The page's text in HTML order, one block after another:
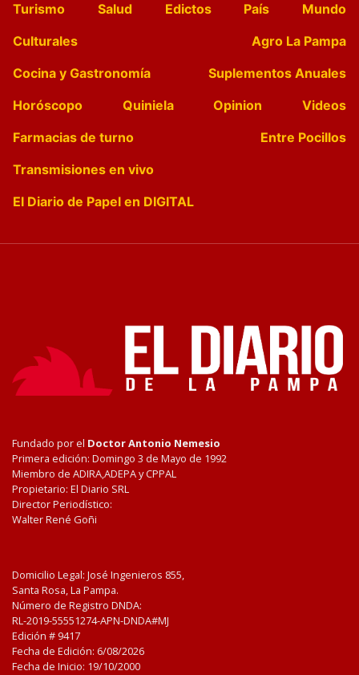
Turismo
Salud Edictos País
Mundo
Culturales
Agro La Pampa
Cocina y Gastronomía
Suplementos Anuales
Horóscopo
Quiniela Opinion
Videos
Farmacias de turno
Entre Pocillos
Transmisiones en vivo
El Diario de Papel en DIGITAL
Fundado por el Doctor Antonio Nemesio
Primera edición: Domingo 3 de Mayo de 1992
Miembro de ADIRA,ADEPA y CPPAL
Propietario: El Diario SRL
Director Periodístico:
Walter René Goñi
Domicilio Legal: José Ingenieros 855,
Santa Rosa, La Pampa.
Número de Registro DNDA:
RL-2019-55551274-APN-DNDA#MJ
Edición # 9417
Fecha de Edición: 6/08/2026
Fecha de Inicio: 19/10/2000